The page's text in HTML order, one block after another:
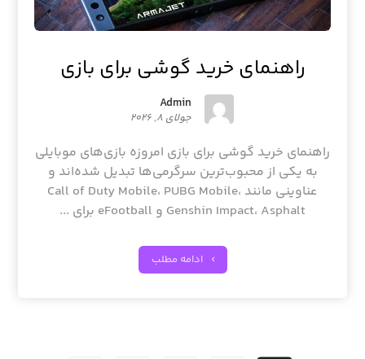
راهنمای خرید گوشی برای بازی
Admin
جولای ۸, ۲۰۲۶
راهنمای خرید گوشی برای بازی امروزه بازی‌های موبایلی
به یکی از محبوب‌ترین سرگرمی‌ها تبدیل شده‌اند و
عناوینی مانند Call of Duty Mobile، PUBG Mobile،
Genshin Impact، Asphalt و eFootball برای ...
ادامه مطلب